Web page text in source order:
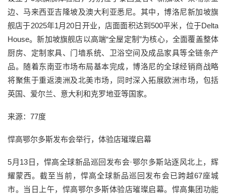
边、马来西亚吉隆坡及澳大利亚悉尼。其中，博洛尼新加坡旗
舰店于2025年1月20日开业，店面面积达到500平米，位于Delta
House。新加坡旗舰店以高端“全屋定制”为核心，全面覆盖整体
厨房、定制家具、门墙系统、卫浴空间及成品家具等全链条产
品。随着东南亚市场布局基本完成，博洛尼的全球经销商战略
将聚焦于重返澳洲及北美市场，同时深入拓展欧洲市场，包括
英国、爱尔兰、意大利和克罗地亚等国家。
来源：77度
悍高鄂尔多斯发布会举行，体验店璀璨启幕
5月13日，悍高全球新品巡回发布会·鄂尔多斯站逐风北上，辉
耀蒙西。截至当前，悍高全球新品巡回发布会已跨越67座城
市。当日上午，悍高鄂尔多斯体验店璀璨启幕。悍高集团功能